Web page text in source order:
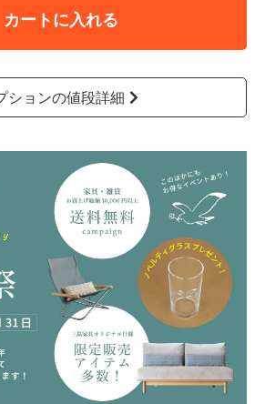
カートに入れる
ションの値段詳細